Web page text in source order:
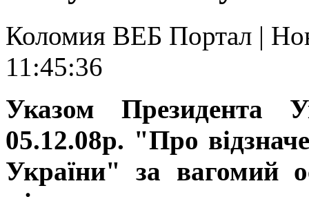
Коломия ВЕБ Портал |
11:45:36
Указом Президента
05.12.08р. "Про
України" за вагомий